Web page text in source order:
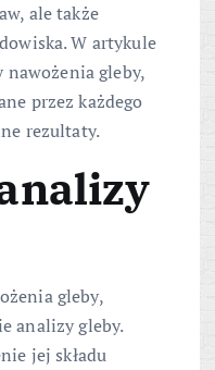
ale także
W artykule
nawożenia gleby,
przez każdego
rezultaty.
gleby,
analizy gleby.
jej składu